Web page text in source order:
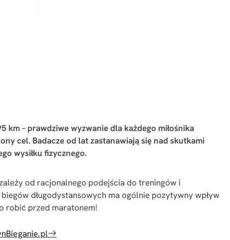
km – prawdziwe wyzwanie dla każdego miłośnika
cel. Badacze od lat zastanawiają się nad skutkami
wysiłku fizycznego.
od racjonalnego podejścia do treningów i
długodystansowych ma ogólnie pozytywny wpływ
robić przed maratonem!